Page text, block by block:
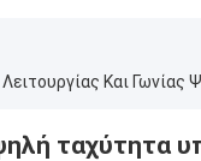
Και Γωνίας
ταχύτητα